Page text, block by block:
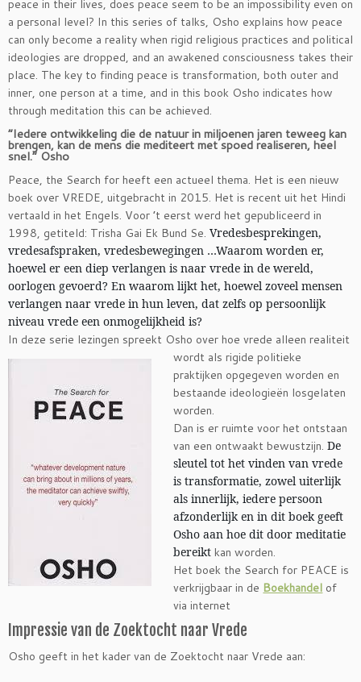
peace in their lives, does peace seem to be an impossibility even on
a personal level? In this series of talks, Osho explains how peace
can only become a reality when rigid religious practices and political
ideologies are dropped, and an awakened consciousness takes their
place. The key to finding peace is transformation, both outer and
inner, one person at a time, and in this book Osho indicates how
through meditation this can be achieved.
“Iedere ontwikkeling die de natuur in miljoenen jaren teweeg kan
brengen, kan de mens die mediteert met spoed realiseren, heel
snel.” Osho
Peace, the Search for heeft een actueel thema. Het is een nieuw
boek over VREDE, uitgebracht in 2015. Het is recent uit het Hindi
vertaald in het Engels. Voor ’t eerst werd het gepubliceerd in
1998, getiteld: Trisha Gai Ek Bund Se. Vredesbesprekingen,
vredesafspraken, vredesbewegingen …Waarom worden er,
hoewel er een diep verlangen is naar vrede in de wereld,
oorlogen gevoerd? En waarom lijkt het, hoewel zoveel mensen
verlangen naar vrede in hun leven, dat zelfs op persoonlijk
niveau vrede een onmogelijkheid is?
In deze serie lezingen spreekt Osho over hoe vrede alleen realiteit
wordt als rigide politieke
praktijken opgegeven worden en
bestaande ideologieën losgelaten
worden.
Dan is er ruimte voor het ontstaan
van een ontwaakt bewustzijn.De
sleutel tot het vinden van vrede
is transformatie, zowel uiterlijk
als innerlijk, iedere persoon
afzonderlijk en in dit boek geeft
Osho aan hoe dit door meditatie
bereikt kan worden.
Het boek the Search for PEACE is
verkrijgbaar in de Boekhandel of
via internet
Impressie van de Zoektocht naar Vrede
Osho geeft in het kader van de Zoektocht naar Vrede aan: